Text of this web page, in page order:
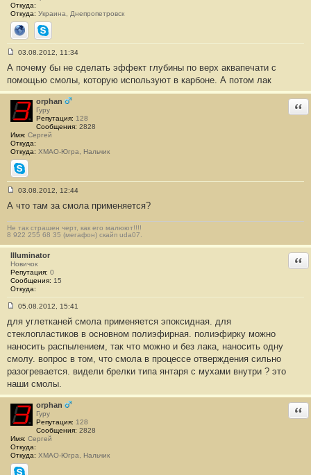
Откуда:
Откуда: Украина, Днепропетровск
СайтSkype
о
б
щ
е
н
и
#
6
03.08.2012, 11:34
А почему бы не сделать эффект глубины по верх аквапечати с
помощью смолы, которую используют в карбоне. А потом лак
orphan
Гуру
Репутация: 128
Сообщения: 2828
Имя: Сергей
Откуда:
Откуда: ХМАО-Югра, Нальчик
Skype
о
б
щ
е
н
и
е
#
7
03.08.2012, 12:44
А что там за смола применяется?
Не так страшен черт, как его малюют!!!!
8 922 255 68 35 (мегафон) скайп uda07.
Illuminator
Новичок
Репутация: 0
Сообщения: 15
Откуда:
о
б
щ
н
и
#
8
05.08.2012, 15:41
для углетканей смола применяется эпоксидная. для
стеклопластиков в основном полиэфирная. полиэфирку можно
наносить распылением, так что можно и без лака, наносить одну
смолу. вопрос в том, что смола в процессе отверждения сильно
разогревается. видели брелки типа янтаря с мухами внутри ? это
наши смолы.
orphan
Гуру
Репутация: 128
Сообщения: 2828
Имя: Сергей
Откуда:
Откуда: ХМАО-Югра, Нальчик